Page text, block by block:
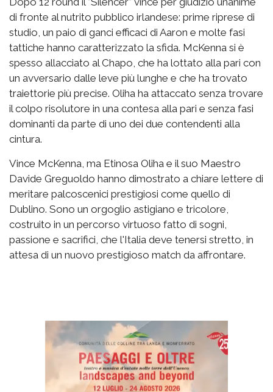
di fronte al nutrito pubblico irlandese: prime riprese di
studio, un paio di ganci efficaci di Aaron e molte fasi
tattiche hanno caratterizzato la sfida. McKenna si è
spesso allacciato al Chapo, che ha lottato alla pari con
un avversario dalle leve più lunghe e che ha trovato
traiettorie più precise. Oliha ha attaccato senza trovare
il colpo risolutore in una contesa alla pari e senza fasi
dominanti da parte di uno dei due contendenti alla
cintura.
Vince McKenna, ma Etinosa Oliha e il suo Maestro
Davide Greguoldo hanno dimostrato a chiare lettere di
meritare palcoscenici prestigiosi come quello di
Dublino. Sono un orgoglio astigiano e tricolore,
costruito in un percorso virtuoso fatto di sogni,
passione e sacrifici, che l'Italia deve tenersi stretto, in
attesa di un nuovo prestigioso match da affrontare.